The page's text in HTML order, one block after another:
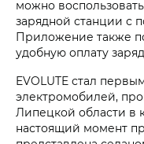
можно
зарядной станции с
Приложение также
удобную оплату
EVOLUTE стал
электромобилей,
Липецкой области в
настоящий момент